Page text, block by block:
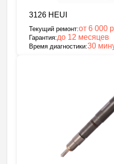
3126 HEUI
Текущий ремонт:от 6 000
Гарантия:до 12 месяцев
Время диагностики:30